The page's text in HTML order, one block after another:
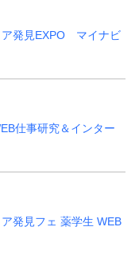
ア発見EXPO マイナビ
仕事研究＆インター
発見フェ 薬学生 WEB